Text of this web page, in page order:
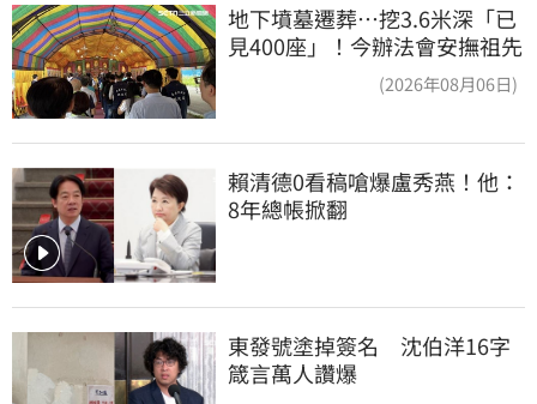
地下墳墓遷葬…挖3.6米深「已
見400座」！今辦法會安撫祖先
(2026年08月06日)
賴清德0看稿嗆爆盧秀燕！他：
8年總帳掀翻
東發號塗掉簽名　沈伯洋16字
箴言萬人讚爆